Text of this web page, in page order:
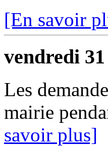
[En savoir
vendredi
Les
mairie
savoir plus]